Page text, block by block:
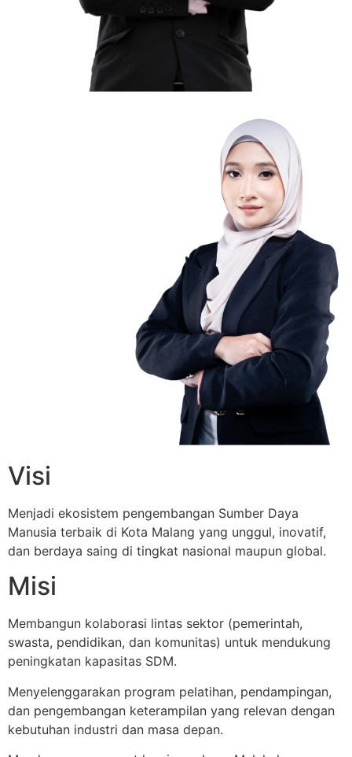
Visi
Menjadi ekosistem pengembangan Sumber Daya
Manusia terbaik di Kota Malang yang unggul, inovatif,
dan berdaya saing di tingkat nasional maupun global.
Misi
Membangun kolaborasi lintas sektor (pemerintah,
swasta, pendidikan, dan komunitas) untuk mendukung
peningkatan kapasitas SDM.
Menyelenggarakan program pelatihan, pendampingan,
dan pengembangan keterampilan yang relevan dengan
kebutuhan industri dan masa depan.